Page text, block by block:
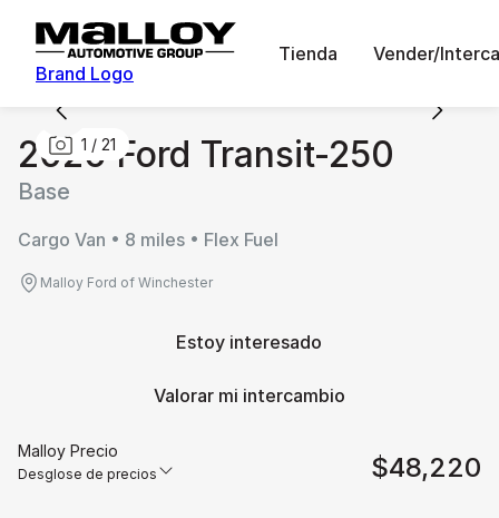
Brand Logo
Tienda Vender/
1 / 21
2026 Ford Transit-250
Base
Cargo Van • 8 miles • Flex Fuel
Malloy Ford of Winchester
Estoy interesado
Valorar mi intercambio
Malloy Precio
Desglose de precios $48,220